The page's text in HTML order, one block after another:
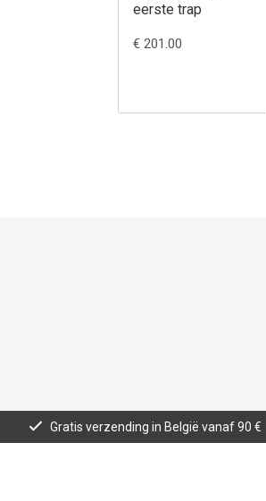
eerste trap
€ 201.00
Gratis verzending in België vanaf 90 €